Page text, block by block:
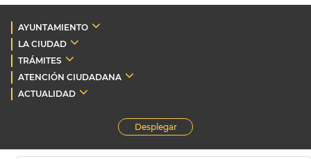
AYUNTAMIENTO
LA CIUDAD
TRÁMITES
ATENCIÓN CIUDADANA
ACTUALIDAD
Desplegar